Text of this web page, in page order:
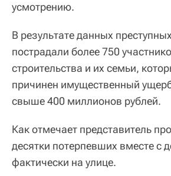
усмотрению.
В результате данных
пострадали более 750
строительства и их семьи,
причинен имущественный
свыше 400 миллионов рублей.
Как отмечает представитель
десятки потерпевших вместе с
фактически на улице.